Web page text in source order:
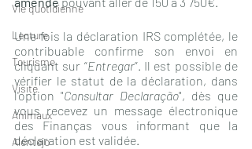
Vie quotidienne
Lecture
Tourisme
Visite
Animaux
Alentejo
Une fois la déclaration IRS complétée, le
contribuable confirme son envoi en
cliquant sur “Entregar”. Il est possible de
vérifier le statut de la déclaration, dans
l'option "Consultar Declaração", dès que
vous recevez un message électronique
des Finanças vous informant que la
déclaration est validée.